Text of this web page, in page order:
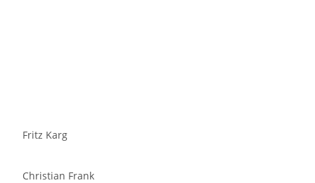
Fritz Karg
Christian Frank